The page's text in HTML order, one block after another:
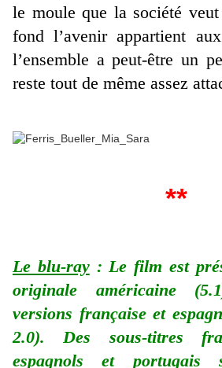
le moule que la société
fond l’avenir appartient
l’ensemble a peut-être un
reste tout de même assez
**
Le blu-ray: Le film est
originale américaine
versions française et
2.0). Des sous-titres
espagnols et portugais